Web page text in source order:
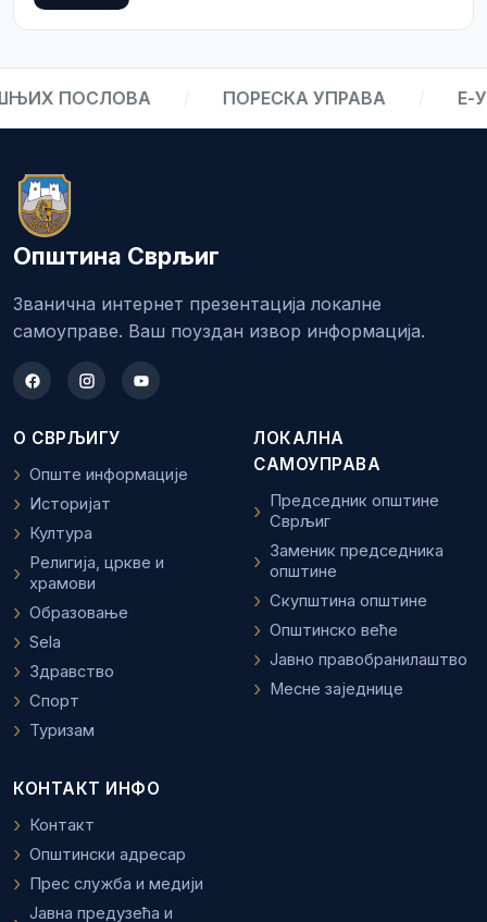
ПОСЛОВА ПОРЕСКА УПРАВА Е-
Општина Сврљиг
Званична интернет презентација локалне
самоуправе. Ваш поуздан извор информација.
О СВРЉИГУ
Опште информације
Историјат
Култура
Религија, цркве и
храмови
Образовање
Sela
Здравство
Спорт
Туризам
ЛОКАЛНА
САМОУПРАВА
Председник општине
Сврљиг
Заменик председника
општине
Скупштина општине
Општинско веће
Јавно правобранилаштво
Месне заједнице
КОНТАКТ ИНФО
Контакт
Општински адресар
Прес служба и медији
Јавна предузећа и